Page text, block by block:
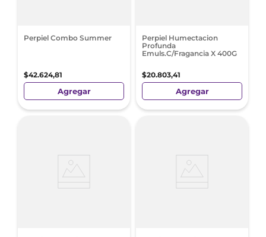
Perpiel Combo Summer
$42.624,81
Agregar
Perpiel Humectacion
Profunda
Emuls.C/Fragancia X 400G
$20.803,41
Agregar